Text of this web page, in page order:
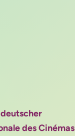
des Cinémas